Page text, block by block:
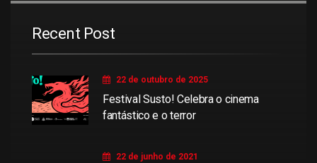
Recent Post
22 de outubro de 2025
Festival Susto! Celebra o cinema
fantástico e o terror
22 de junho de 2021